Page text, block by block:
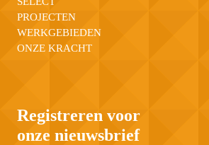
PROJECTEN
WERKGEBIEDEN
ONZE KRACHT
Registreren voor
onze nieuwsbrief